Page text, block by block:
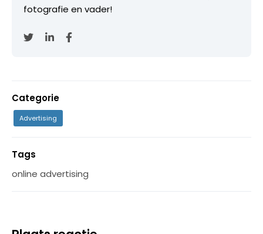
fotografie en vader!
Categorie
Advertising
Tags
online advertising